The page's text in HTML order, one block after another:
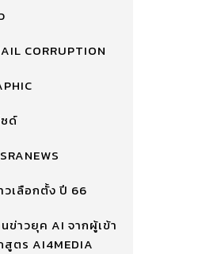
CORRUPTION
ด์
วเลือกตั้ง ปี 66
ข่าวยุค AI จากผู้เข้า
ตร AI4MEDIA